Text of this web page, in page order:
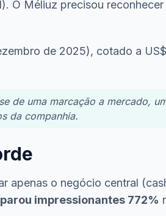
O Méliuz precisou reconhecer
de 2025), cotado a US$
de uma marcação a mercado,
da companhia.
apenas o negócio central
impressionantes 772%